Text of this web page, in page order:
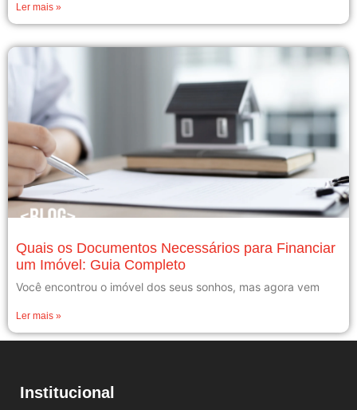
Ler mais »
Quais os Documentos Necessários para Financiar
um Imóvel: Guia Completo
Você encontrou o imóvel dos seus sonhos, mas agora vem
Ler mais »
Institucional